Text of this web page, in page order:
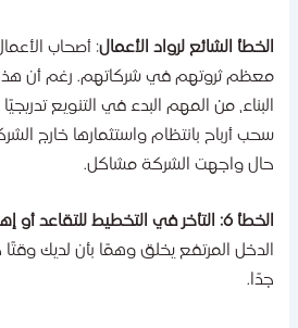
الشائع لرواد الأعمال: أصحاب الأعمال
ثروتهم في شركاتهم. رغم أن هذا
من المهم البدء في التنويع تدريجيًا
أرباح بانتظام واستثمارها خارج
واجهت الشركة مشاكل.
التأخر في التخطيط للتقاعد أو إهماله
المرتفع يخلق وهمًا بأن لديك وقتًا